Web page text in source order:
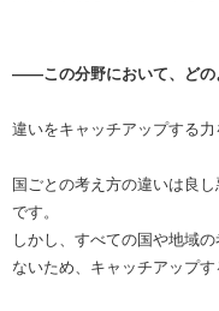
――この分野において、どの
違いをキャッチアップする力
国ごとの考え方の違いは良
です。
しかし、すべての国や地域
ないため、キャッチアップす